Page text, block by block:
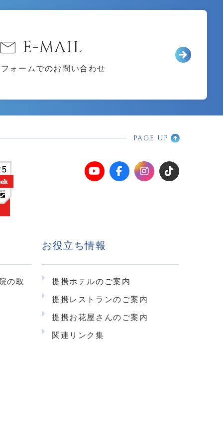
E-MAIL
ォームでのお問い合わせ
PAGE UP
の取
お役立ち情報
提携ホテルのご案内
提携レストランのご案内
提携お花屋さんのご案内
関連リンク集